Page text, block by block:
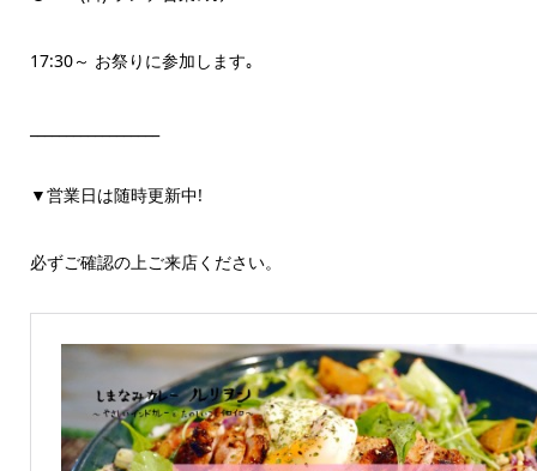
17:30～ お祭りに参加します｡
▼営業日は随時更新中!
必ずご確認の上ご来店ください。